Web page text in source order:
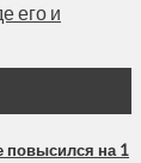
его и
повысился на 1